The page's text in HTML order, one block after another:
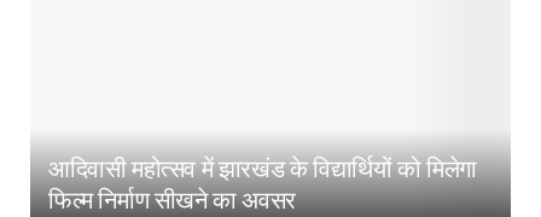
आदिवासी महोत्सव में झारखंड के विद्यार्थियों को मिलेगा
फिल्म निर्माण सीखने का अवसर